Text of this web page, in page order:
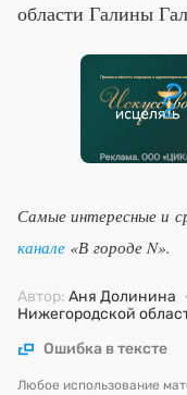
области Галины
Самые интересные и
канале «В городе N».
Автор: Аня Долинина
Нижегородской
Ошибка в тексте
Любое использование